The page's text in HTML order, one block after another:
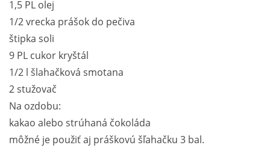
1,5 PL olej
1/2 vrecka prášok do pečiva
štipka soli
9 PL cukor kryštál
1/2 l šlahačková smotana
2 stužovač
Na ozdobu:
kakao alebo strúhaná čokoláda
môžné je použiť aj práškovú šľahačku 3 bal.